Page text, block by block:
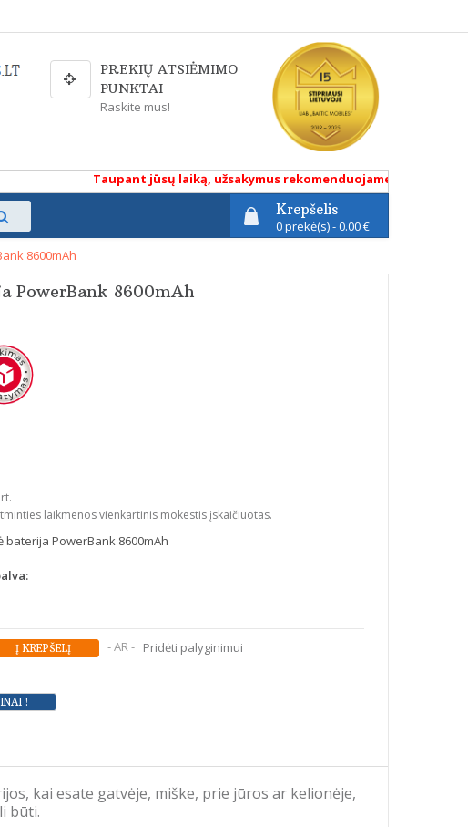
PREKIŲ ATSIĖMIMO
PUNKTAI
Raskite mus!
Taupant jūsų laiką, užsakymus rekomenduojame atlikti
Krepšelis
0 prekė(s) - 0.00 €
8600mAh
PowerBank 8600mAh
laikmenos vienkartinis mokestis įskaičiuotas.
baterija PowerBank 8600mAh
- AR - Pridėti palyginimui
kai esate gatvėje, miške, prie jūros ar kelionėje,
būti.